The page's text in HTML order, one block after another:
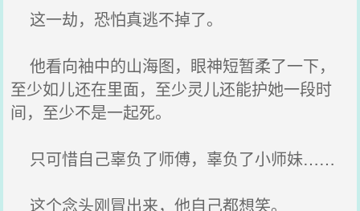
这一劫，恐怕真逃不掉了。
他看向袖中的山海图，眼神短暂柔了一下，
至少如儿还在里面，至少灵儿还能护她一段时
间，至少不是一起死。
只可惜自己辜负了师傅，辜负了小师妹……
这个念头刚冒出来，他自己都想笑。